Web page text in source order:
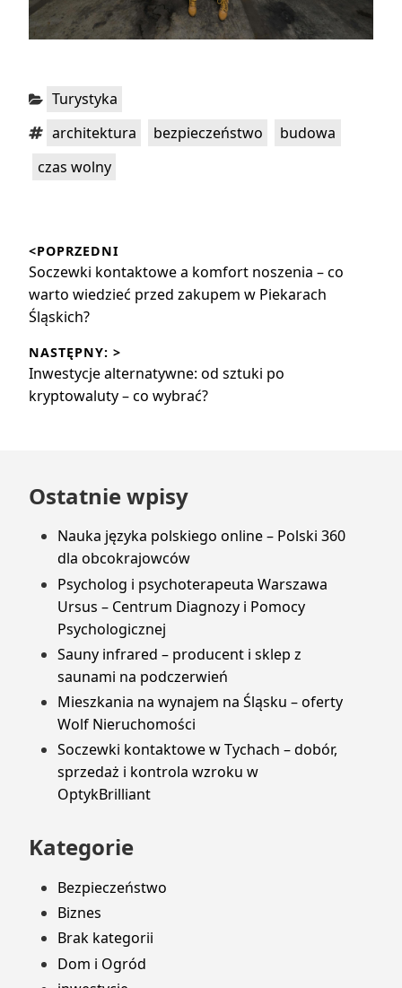
Kategorie:
Turystyka
Tagi:architektura bezpieczeństwo budowa
czas wolny
wpisu
<POPRZEDNI
Poprzedni
wpis:
Soczewki kontaktowe a komfort noszenia – co
warto wiedzieć przed zakupem w Piekarach
Śląskich?
NASTĘPNY: >
Następny
wpis:
Inwestycje alternatywne: od sztuki po
kryptowaluty – co wybrać?
Przejdź
stopki
Ostatnie wpisy
Nauka języka polskiego online – Polski 360
dla obcokrajowców
Psycholog i psychoterapeuta Warszawa
Ursus – Centrum Diagnozy i Pomocy
Psychologicznej
Sauny infrared – producent i sklep z
saunami na podczerwień
Mieszkania na wynajem na Śląsku – oferty
Wolf Nieruchomości
Soczewki kontaktowe w Tychach – dobór,
sprzedaż i kontrola wzroku w
OptykBrilliant
Kategorie
Bezpieczeństwo
Biznes
Brak kategorii
Dom i Ogród